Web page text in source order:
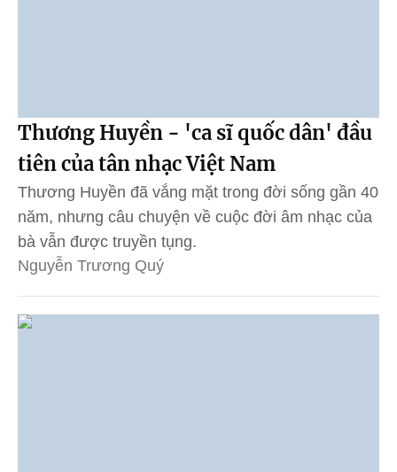
Thương Huyền - 'ca sĩ quốc dân' đầu
tiên của tân nhạc Việt Nam
Thương Huyền đã vắng mặt trong đời sống gần 40
năm, nhưng câu chuyện về cuộc đời âm nhạc của
bà vẫn được truyền tụng.
Nguyễn Trương Quý